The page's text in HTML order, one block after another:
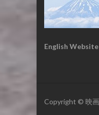
English Website
Copyright © 映